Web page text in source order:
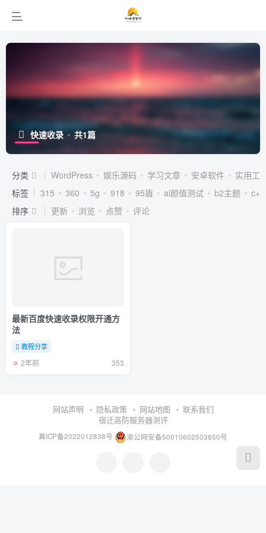
快速收录 共1篇
分类 WordPress 娱乐源码 学习文章 安卓软件
实用工
标签
315 360 5g 918 95盾 ai颜值测试 b2主题
c++
排序
更新 浏览 点赞 评论
最新百度快速收录权限开通方
法
教程分享
2年前 353
网站声明 隐私政策 网站地图
联系我们
宿迁高防服务器测评
冀ICP备2022012838号 渝公网安备50010602503850号